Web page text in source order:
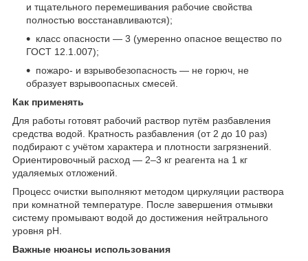
и тщательного перемешивания рабочие свойства
полностью восстанавливаются);
класс опасности — 3 (умеренно опасное вещество по
ГОСТ 12.1.007);
пожаро- и взрывобезопасность — не горюч, не
образует взрывоопасных смесей.
Как применять
Для работы готовят рабочий раствор путём разбавления
средства водой. Кратность разбавления (от 2 до 10 раз)
подбирают с учётом характера и плотности загрязнений.
Ориентировочный расход — 2–3 кг реагента на 1 кг
удаляемых отложений.
Процесс очистки выполняют методом циркуляции раствора
при комнатной температуре. После завершения отмывки
систему промывают водой до достижения нейтрального
уровня pH.
Важные нюансы использования